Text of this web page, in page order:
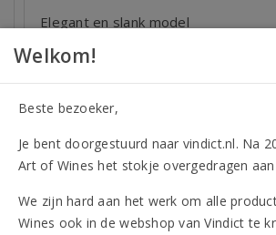
Elegant en slank model
Makkelijk hanteerbaar
34,90
In
Welkom!
Beste bezoeker,
Je bent doorgestuurd naar vindict.nl. Na
Art of Wines het stokje overgedragen
We zijn hard aan het werk om alle
Wines ook in de webshop van Vindict te